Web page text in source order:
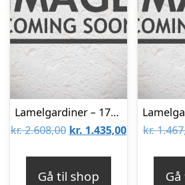
Lamelgardiner – 170×70 – Beige
kr.2.608,00 Den
kr. 1.435,00Den
Gå til shop
kr.